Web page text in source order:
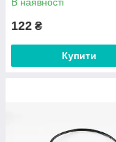
122 ₴
Купити